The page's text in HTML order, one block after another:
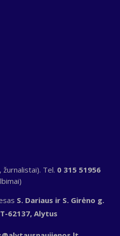
žurnalistai). Tel. 0 315 51956
S. Dariaus ir S. Girėno g.
62137, Alytus